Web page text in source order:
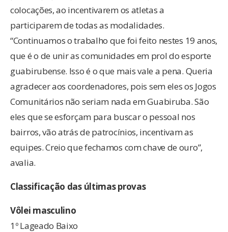
colocações, ao incentivarem os atletas a
participarem de todas as modalidades.
“Continuamos o trabalho que foi feito nestes 19 anos,
que é o de unir as comunidades em prol do esporte
guabirubense. Isso é o que mais vale a pena. Queria
agradecer aos coordenadores, pois sem eles os Jogos
Comunitários não seriam nada em Guabiruba. São
eles que se esforçam para buscar o pessoal nos
bairros, vão atrás de patrocínios, incentivam as
equipes. Creio que fechamos com chave de ouro”,
avalia.
Classificação das últimas provas
Vôlei masculino
1º Lageado Baixo